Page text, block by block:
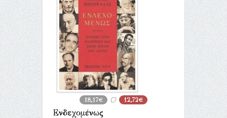
18,17€ 12,72€
Ενδεχομένως